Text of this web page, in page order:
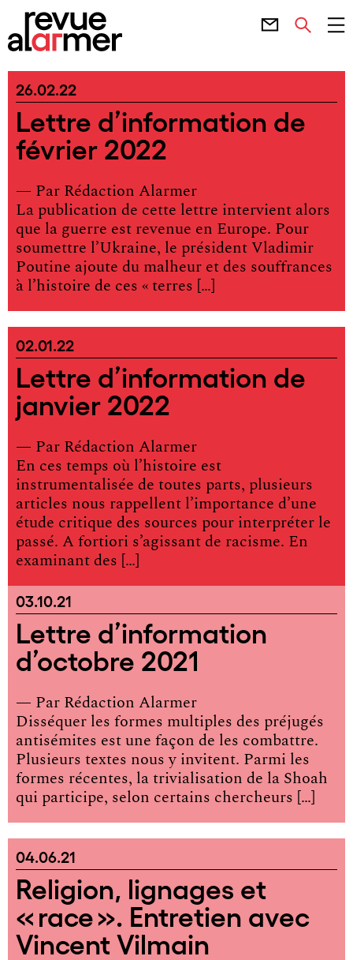
26.02.22
Lettre d’information de
février 2022
— Par Rédaction Alarmer
La publication de cette lettre intervient alors
que la guerre est revenue en Europe. Pour
soumettre l’Ukraine, le président Vladimir
Poutine ajoute du malheur et des souffrances
à l’histoire de ces « terres […]
02.01.22
Lettre d’information de
janvier 2022
— Par Rédaction Alarmer
En ces temps où l’histoire est
instrumentalisée de toutes parts, plusieurs
articles nous rappellent l’importance d’une
étude critique des sources pour interpréter le
passé. A fortiori s’agissant de racisme. En
examinant des […]
03.10.21
Lettre d’information
d’octobre 2021
— Par Rédaction Alarmer
Disséquer les formes multiples des préjugés
antisémites est une façon de les combattre.
Plusieurs textes nous y invitent. Parmi les
formes récentes, la trivialisation de la Shoah
qui participe, selon certains chercheurs […]
04.06.21
Religion, lignages et
« race ». Entretien avec
Vincent Vilmain